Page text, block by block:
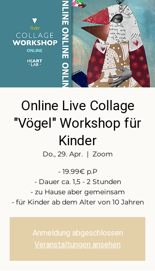
Online Live Collage
"Vögel" Workshop für
Kinder
Do., 29. Apr.
  |
Zoom
- 19.99€ p.P
- Dauer ca. 1,5 - 2 Stunden
- zu Hause aber gemeinsam
- für Kinder ab dem Alter von 10 Jahren
Anmeldung abgeschlossen
Veranstaltungen ansehen